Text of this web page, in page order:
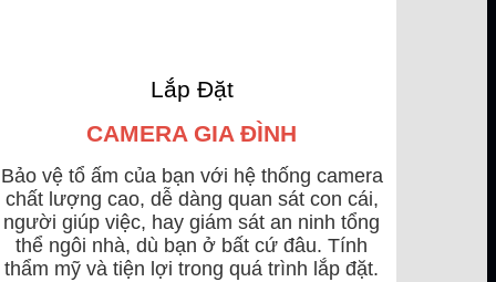
Lắp Đặt
CAMERA GIA ĐÌNH
Bảo vệ tổ ấm của bạn với hệ thống camera
chất lượng cao, dễ dàng quan sát con cái,
người giúp việc, hay giám sát an ninh tổng
thể ngôi nhà, dù bạn ở bất cứ đâu. Tính
thẩm mỹ và tiện lợi trong quá trình lắp đặt.